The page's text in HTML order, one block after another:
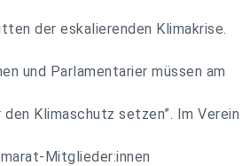
der eskalierenden Klimakrise.
und Parlamentarier müssen am
Klimaschutz setzen”. Im Verein
Mitglieder:innen